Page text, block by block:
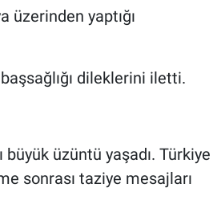
üzerinden yaptığı
dileklerini iletti.
büyük üzüntü yaşadı. Türkiye
sonrası taziye mesajları